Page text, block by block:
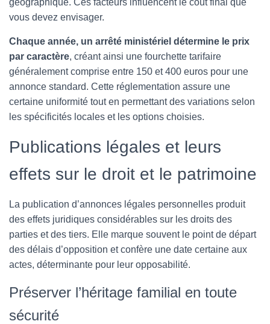
géographique. Ces facteurs influencent le coût final que
vous devez envisager.
Chaque année, un arrêté ministériel détermine le prix
par caractère, créant ainsi une fourchette tarifaire
généralement comprise entre 150 et 400 euros pour une
annonce standard. Cette réglementation assure une
certaine uniformité tout en permettant des variations selon
les spécificités locales et les options choisies.
Publications légales et leurs
effets sur le droit et le patrimoine
La publication d’annonces légales personnelles produit
des effets juridiques considérables sur les droits des
parties et des tiers. Elle marque souvent le point de départ
des délais d’opposition et confère une date certaine aux
actes, déterminante pour leur opposabilité.
Préserver l’héritage familial en toute
sécurité